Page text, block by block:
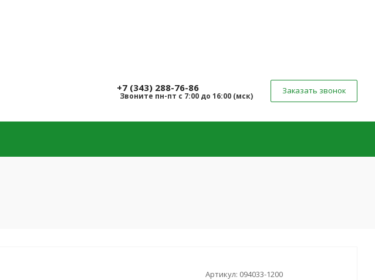
+7 (343) 288-76-86
Звоните пн-пт с 7:00 до 16:00 (мск)
Заказать звонок
Артикул: 094033-1200